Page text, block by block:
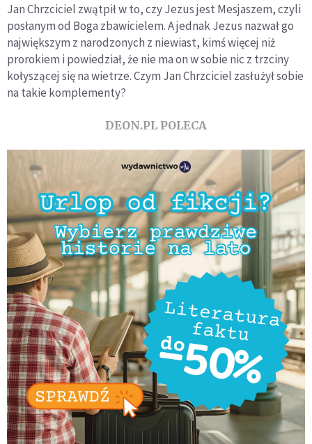
Jan Chrzciciel zwątpił w to, czy Jezus jest Mesjaszem, czyli
posłanym od Boga zbawicielem. A jednak Jezus nazwał go
największym z narodzonych z niewiast, kimś więcej niż
prorokiem i powiedział, że nie ma on w sobie nic z trzciny
kołyszącej się na wietrze. Czym Jan Chrzciciel zasłużył sobie
na takie komplementy?
DEON.PL POLECA